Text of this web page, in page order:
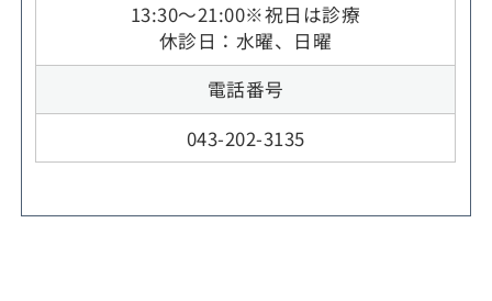
13:30～21:00※祝日は診療
休診日：水曜、日曜
電話番号
043-202-3135